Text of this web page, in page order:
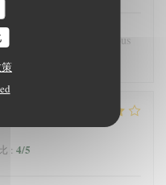
bonne ambiance. Nous
: 4/5